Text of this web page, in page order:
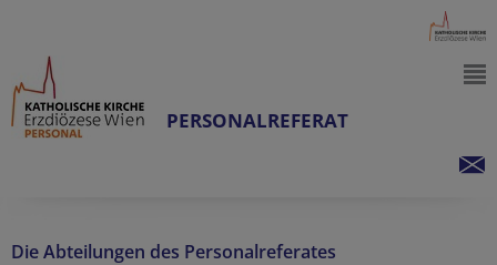
PERSONALREFERAT
Die Abteilungen des Personalreferates